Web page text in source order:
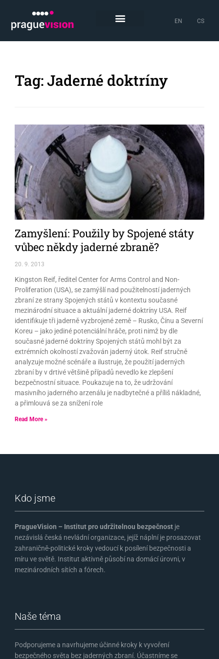
EN CS
Tag: Jaderné doktríny
Zamyšlení: Použily by Spojené státy
vůbec někdy jaderné zbraně?
20. 9. 2013
Kingston Reif, ředitel Center for Arms Control and Non-
Proliferation (USA), se zamýšlí nad použitelností jaderných
zbraní ze strany Spojených států v kontextu současné
mezinárodní situace a aktuální jaderné doktríny USA. Reif
identifikuje tři jaderně vyzbrojené země – Rusko, Čínu a Severní
Koreu – jako jediné potenciální hráče, proti nimž by dle
současné jaderné doktríny Spojených států mohl být za
extrémních okolností zvažován jaderný útok. Reif stručně
analyzuje možné scénáře a ilustruje, že použití jaderných
zbraní by v drtivé většině případů nevedlo ke zlepšení
bezpečnostní situace. Poukazuje na to, že udržování
masivního jaderného arzenálu je nadbytečné a příliš nákladné,
a přimlouvá se za snížení role
Read More »
Kdo jsme
PragueVision – Institut pro udržitelnou bezpečnost je
nezávislá česká nevládní organizace, jejíž náplní je prosazovat
zahraničně-politické kroky vedoucí k posílení bezpečnosti a
míru ve světě. Institut aktivně působí na domácí úrovni, v
mezinárodních sítích a fórech.
Naše téma
Podporujeme a navrhujeme účinné kroky k vyvoření
bezpečného světa bez jaderných zbraní. Účastníme se